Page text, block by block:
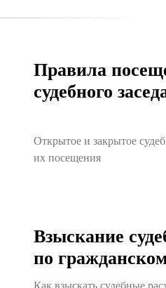
Правила
судебного
Открытое и закрытое
их посещения
Взыскание
по
Как взыскать судебные